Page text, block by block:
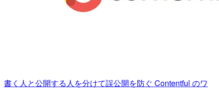
書く人と公開する人を分けて誤公開を防ぐ Contentful のワ